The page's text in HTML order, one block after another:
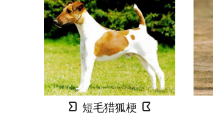
短毛猎狐梗